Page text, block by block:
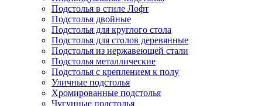
Подстолья в стиле Лофт
Подстолья двойные
Подстолья для круглого стола
Подстолья для столов деревянные
Подстолья из нержавеющей стали
Подстолья металлические
Подстолья с креплением к полу
Уличные подстолья
Хромированные подстолья
Чугунные подстолья